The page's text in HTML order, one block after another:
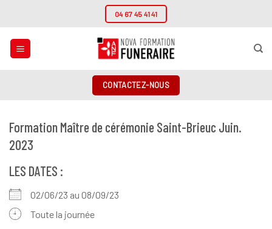
contenu
04 67 45 41 41
CONTACTEZ-NOUS
Formation Maître de cérémonie Saint-Brieuc Juin.
2023
LES DATES :
02/06/23 au 08/09/23
Toute la journée